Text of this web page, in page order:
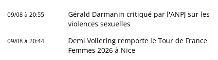
09/08 à 20:55
Gérald Darmanin critiqué par l'ANPJ sur les
violences sexuelles
09/08 à 20:44
Demi Vollering remporte le Tour de France
Femmes 2026 à Nice